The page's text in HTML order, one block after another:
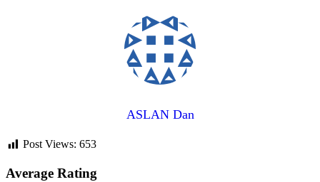
ASLAN Dan
Post Views: 653
Average Rating